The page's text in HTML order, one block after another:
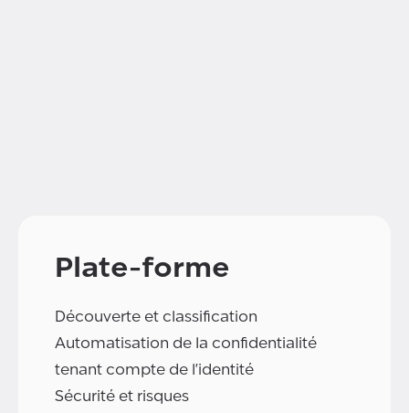
Plate-forme
Découverte et classification
Automatisation de la confidentialité
tenant compte de l'identité
Sécurité et risques